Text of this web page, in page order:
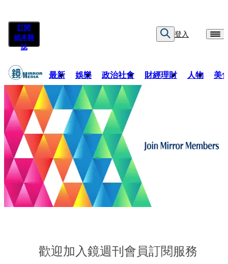
訂閱
紙本雜
誌
登入
最新 娛樂 政治社會 財經理財 人物 美
歡迎加入鏡週刊會員訂閱服務